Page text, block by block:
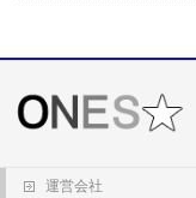
運営会社